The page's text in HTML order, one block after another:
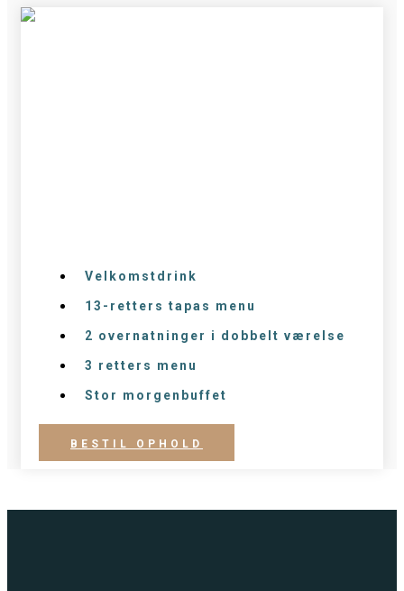
Velkomstdrink
13-retters tapas menu
2 overnatninger i dobbelt værelse
3 retters menu
Stor morgenbuffet
BESTIL OPHOLD